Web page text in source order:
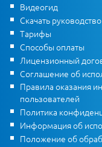
Видеогид
Скачать
Тарифы
Способы оплаты
Лицензионный
Соглашение об
Правила оказания
пользователей
Политика
Информация об
Положение об